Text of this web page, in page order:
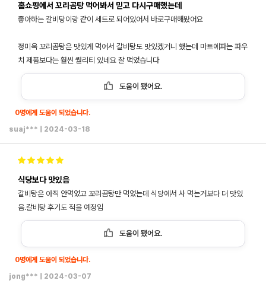
홈쇼핑에서 꼬리곰탕 먹어봐서 믿고 다시구매했는데
좋아하는 갈비탕이랑 같이 세트로 되어있어서 바로구매해봤어요
정미옥 꼬리곰탕은 맛있게 먹어서 갈비탕도 맛있겠거니 했는데 마트에파는 파우
치 제품보다는 훨씬 퀄리티 있네요 잘 먹었습니다
도움이 됐어요.
0명에게 도움이 되었습니다.
suaj***
2024-03-18
식당보다 맛있음
갈비탕은 아직 안먹었고 꼬리곰탕만 먹었는데 식당에서 사 먹는거보다 더 맛있
음.갈비탕 후기도 적을 예정임
도움이 됐어요.
0명에게 도움이 되었습니다.
jong***
2024-03-07